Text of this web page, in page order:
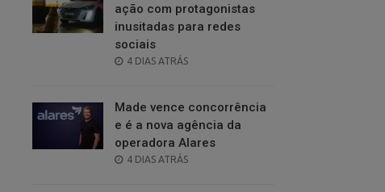
ação com protagonistas
inusitadas para redes
sociais
POSTED
4 DIAS ATRÁS
Made vence concorrência
e é a nova agência da
operadora Alares
POSTED
4 DIAS ATRÁS